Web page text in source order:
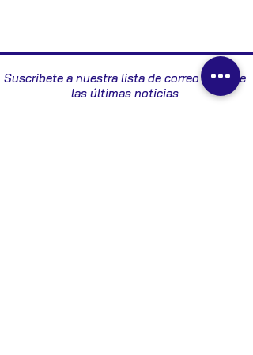
Suscribete a nuestra lista de correo y recibe
las últimas noticias